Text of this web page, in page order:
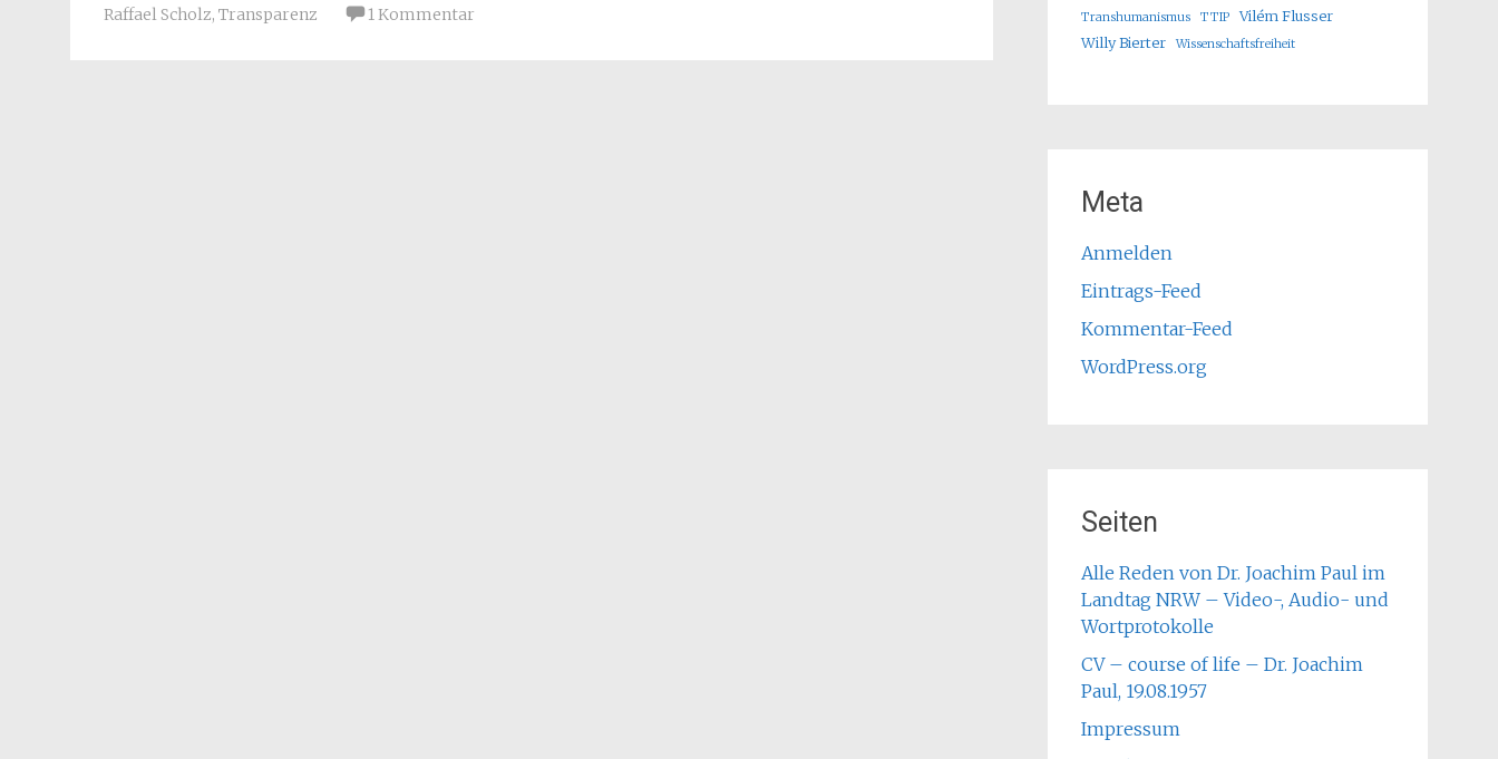
Raffael Scholz, Transparenz 1 Kommentar
Transhumanismus
TTIP
Vilém Flusser
Willy Bierter
Wissenschaftsfreiheit
Meta
Anmelden
Eintrags-Feed
Kommentar-Feed
WordPress.org
Seiten
Alle Reden von Dr. Joachim Paul im
Landtag NRW – Video-, Audio- und
Wortprotokolle
CV – course of life – Dr. Joachim
Paul, 19.08.1957
Impressum